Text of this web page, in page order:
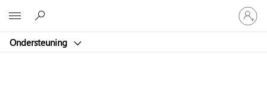
Ondersteuning
Meld
je
aan
je